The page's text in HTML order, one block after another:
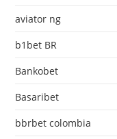
aviator ng
b1bet BR
Bankobet
Basaribet
bbrbet colombia